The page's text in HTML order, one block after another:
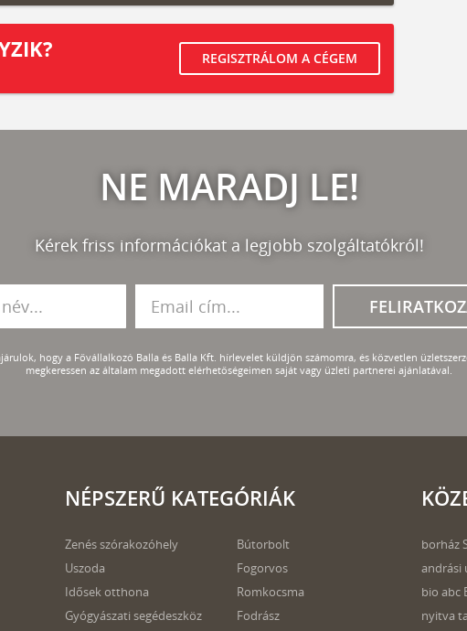
REGISZTRÁLOM A CÉGEM
NE MARADJ LE!
Kérek friss információkat a legjobb szolgáltatókról!
hogy a Fővállalkozó Balla és Balla Kft. hírlevelet küldjön számomra, és közvetlen
megkeressen az általam megadott elérhetőségeimen saját vagy üzleti partnerei ajánlatával.
NÉPSZERŰ KATEGÓRIÁK
Zenés szórakozóhely
Uszoda
Idősek otthona
Gyógyászati segédeszköz
Bútorbolt
Fogorvos
Romkocsma
Fodrász
borház
andrási
bio abc
nyitva